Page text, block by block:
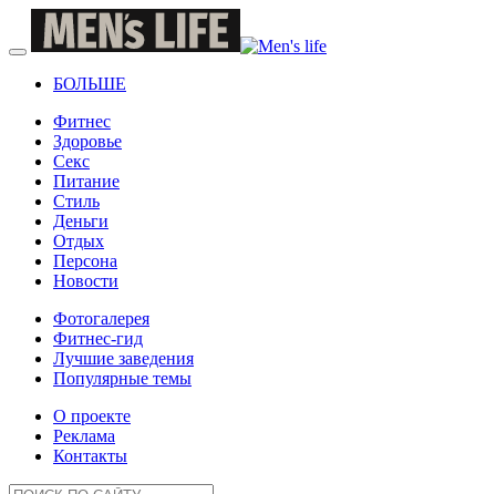
БОЛЬШЕ
Фитнес
Здоровье
Секс
Питание
Стиль
Деньги
Отдых
Персона
Новости
Фотогалерея
Фитнес-гид
Лучшие заведения
Популярные темы
О проекте
Реклама
Контакты